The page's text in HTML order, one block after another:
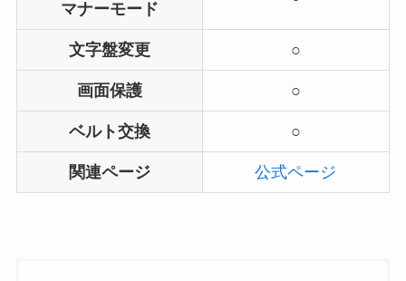
マナーモード
文字盤変更 ○
画面保護 ○
ベルト交換 ○
関連ページ 公式ページ